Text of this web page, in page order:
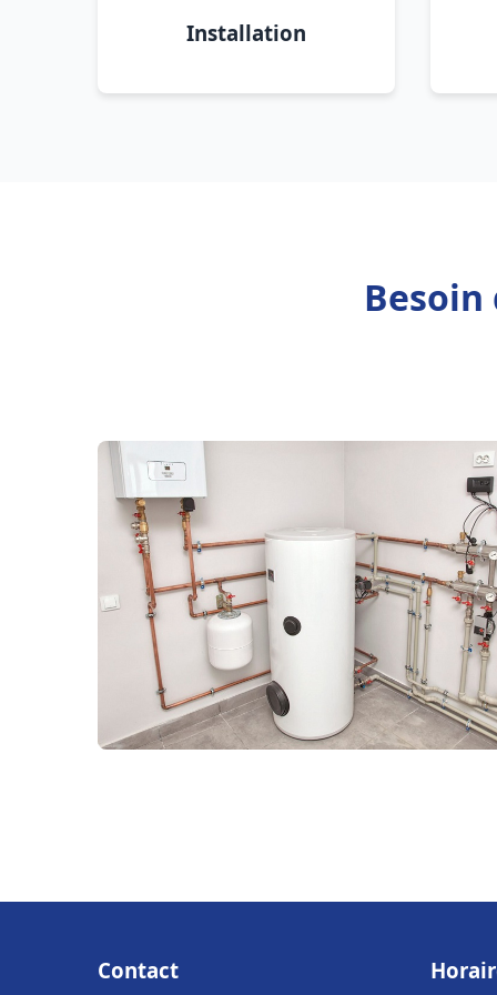
Installation
Besoin
Contact